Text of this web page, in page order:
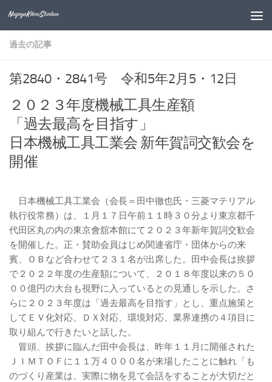
コンテンツへスキップ
過去の記事
第2840・2841号 令和5年2月5・12日
２０２３年度機械工具生産額
「過去最高を目指す」
日本機械工具工業会 新年賀詞交歓会を
開催
日本機械工具工業会（会長＝田中徹也氏・三菱マテリアル
執行役常務）は、１月１７日午前１１時３０分より東京都千
代田区丸の内の東京會舘本館にて２０２３年新年賀詞交歓会
を開催した。正・賛助会員はじめ関連省庁・団体からの来
賓、ＯＢなど合わせて２３１名が出席した。田中会長は挨拶
で２０２２年度の生産額について、２０１８年度以来の５０
００億円の大台も視野に入っているとの見通しを示した。さ
らに２０２３年度は「過去最高を目指す」とし、重点施策と
してＥＶ化対応、ＤＸ対応、環境対応、業界連携の４項目に
取り組んで行きたいと話した。
冒頭、挨拶に臨んだ田中会長は、昨年１１月に開催された
ＪＩＭＴＯＦに１１万４０００名が来場したことに触れ「も
のづくり産業は、実際に物を見て会話をすることが大切だと